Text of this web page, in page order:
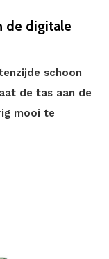
de digitale
schoon
de tas aan de
mooi te